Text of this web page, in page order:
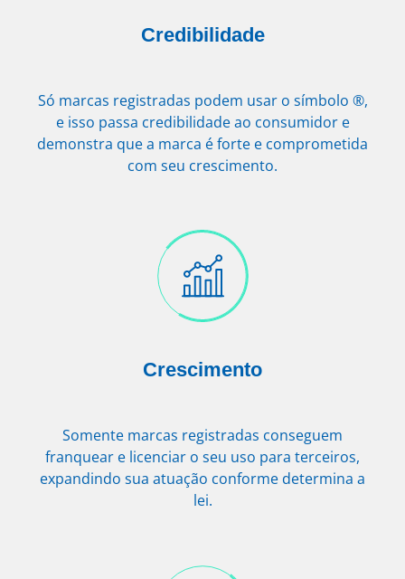
Credibilidade
Só marcas registradas podem usar o símbolo ®,
e isso passa credibilidade ao consumidor e
demonstra que a marca é forte e comprometida
com seu crescimento.
Crescimento
Somente marcas registradas conseguem
franquear e licenciar o seu uso para terceiros,
expandindo sua atuação conforme determina a
lei.